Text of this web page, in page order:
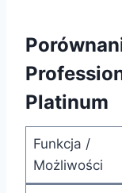
Platinum
Funkcja /
Możliwości